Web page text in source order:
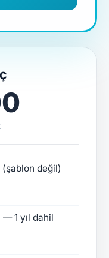
(şablon değil)
1 yıl dahil